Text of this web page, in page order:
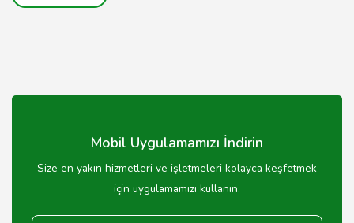
Mobil Uygulamamızı İndirin
Size en yakın hizmetleri ve işletmeleri kolayca keşfetmek
için uygulamamızı kullanın.